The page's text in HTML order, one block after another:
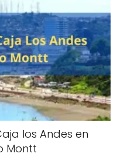
los Andes en
Montt